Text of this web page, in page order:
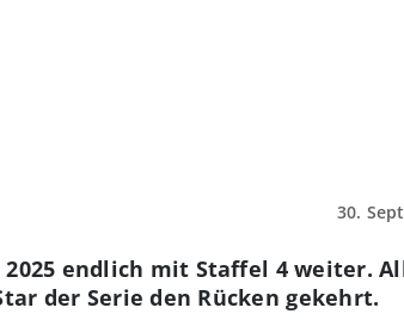
30.
endlich mit Staffel 4 weiter.
der Serie den Rücken gekehrt.